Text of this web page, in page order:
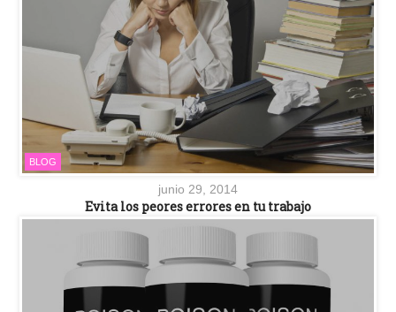
BLOG
junio 29, 2014
Evita los peores errores en tu trabajo